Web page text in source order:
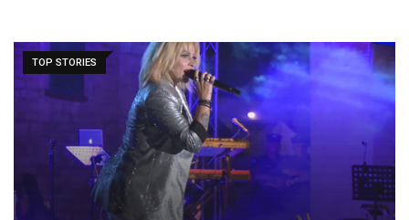
TOP STORIES